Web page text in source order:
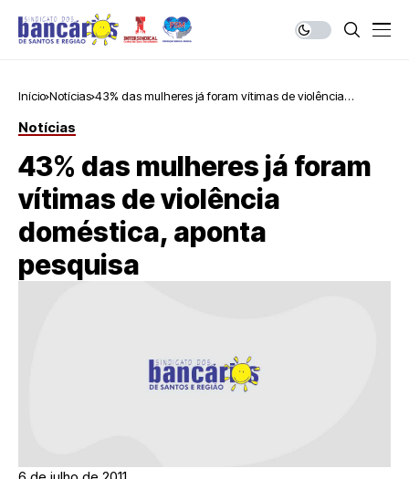
Início Notícias 43% das mulheres já foram vítimas de violência
Notícias
43% das mulheres já foram
vítimas de violência
doméstica, aponta
pesquisa